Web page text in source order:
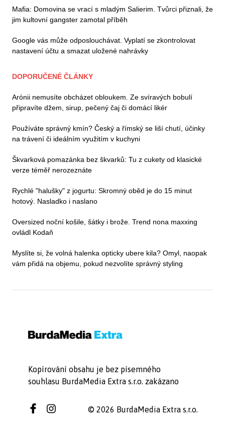
Mafia: Domovina se vrací s mladým Salierim. Tvůrci přiznali, že
jim kultovní gangster zamotal příběh
Google vás může odposlouchávat. Vyplatí se zkontrolovat
nastavení účtu a smazat uložené nahrávky
DOPORUČENÉ ČLÁNKY
Arónii nemusíte obcházet obloukem. Ze svíravých bobulí
připravíte džem, sirup, pečený čaj či domácí likér
Používáte správný kmín? Český a římský se liší chutí, účinky
na trávení či ideálním využitím v kuchyni
Škvarková pomazánka bez škvarků: Tu z cukety od klasické
verze téměř nerozeznáte
Rychlé "halušky" z jogurtu: Skromný oběd je do 15 minut
hotový. Nasladko i naslano
Oversized noční košile, šátky i brože. Trend nona maxxing
ovládl Kodaň
Myslíte si, že volná halenka opticky ubere kila? Omyl, naopak
vám přidá na objemu, pokud nezvolíte správný styling
Kopírování obsahu je bez písemného
souhlasu BurdaMedia Extra s.r.o. zakázano
© 2026 BurdaMedia Extra s.r.o.